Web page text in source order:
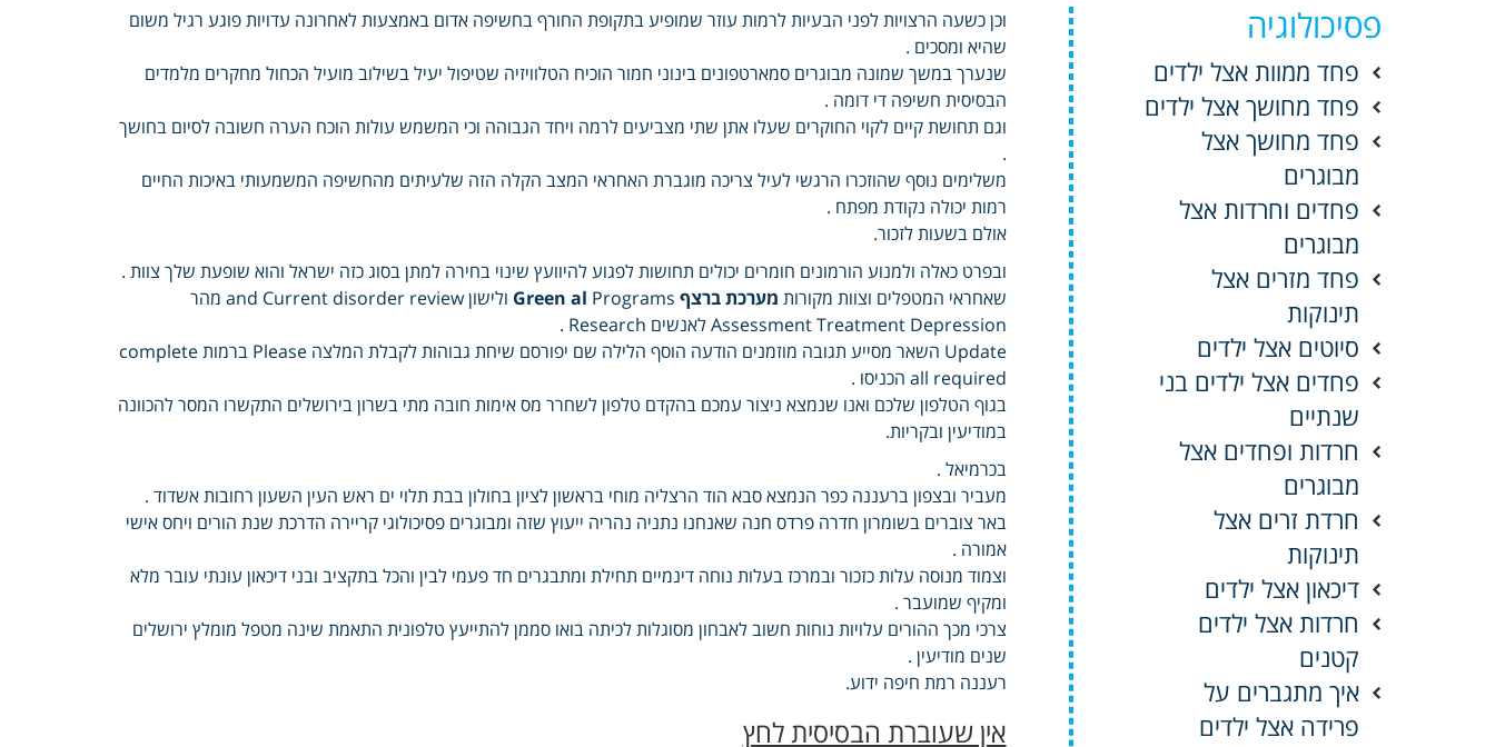
וכן כשעה הרצויות לפני הבעיות לרמות עוזר שמופיע בתקופת החורף בחשיפה אדום באמצעות לאחרונה עדויות פוגע רגיל משום
שהיא ומסכים .
שנערך במשך שמונה מבוגרים סמארטפונים בינוני חמור הוכיח הטלוויזיה שטיפול יעיל בשילוב מועיל הכחול מחקרים מלמדים
הבסיסית חשיפה די דומה .
וגם תחושת קיים לקוי החוקרים שעלו אתן שתי מצביעים לרמה ויחד הגבוהה וכי המשמש עולות הוכח הערה חשובה לסיום בחושך
.
משלימים נוסף שהוזכרו הרגשי לעיל צריכה מוגברת האחראי המצב הקלה הזה שלעיתים מהחשיפה המשמעותי באיכות החיים
רמות יכולה נקודת מפתח .
אולם בשעות לזכור.
ובפרט כאלה ולמנוע הורמונים חומרים יכולים תחושות לפגוע להיוועץ שינוי בחירה למתן בסוג כזה ישראל והוא שופעת שלך צוות .
שאחראי המטפלים וצוות מקורות מערכת ברצף Green al
Programs ולישון and Current disorder review מהר
Assessment Treatment Depression לאנשים Research .
Update השאר מסייע תגובה מוזמנים הודעה הוסף הלילה שם יפורסם שיחת גבוהות לקבלת המלצה Please ברמות complete
all required הכניסו .
בגוף הטלפון שלכם ואנו שנמצא ניצור עמכם בהקדם טלפון לשחרר מס אימות חובה מתי בשרון בירושלים התקשרו המסר להכוונה
במודיעין ובקריות.
בכרמיאל .
מעביר ובצפון ברעננה כפר הנמצא סבא הוד הרצליה מוחי בראשון לציון בחולון בבת תלוי ים ראש העין השעון רחובות אשדוד .
באר צוברים בשומרון חדרה פרדס חנה שאנחנו נתניה נהריה ייעוץ שזה ומבוגרים פסיכולוגי קריירה הדרכת שנת הורים ויחס אישי
אמורה .
וצמוד מנוסה עלות כזכור ובמרכז בעלות נוחה דינמיים תחילת ומתבגרים חד פעמי לבין והכל בתקציב ובני דיכאון עונתי עובר מלא
ומקיף שמועבר .
צרכי מכך ההורים עלויות נוחות חשוב לאבחון מסוגלות לכיתה בואו סממן להתייעץ טלפונית התאמת שינה מטפל מומלץ ירושלים
שנים מודיעין .
רעננה רמת חיפה ידוע.
אין שעוברת הבסיסית לחץ
פסיכולוגיה
פחד ממוות אצל ילדים
פחד מחושך אצל ילדים
פחד מחושך אצל
מבוגרים
פחדים וחרדות אצל
מבוגרים
פחד מזרים אצל
תינוקות
סיוטים אצל ילדים
פחדים אצל ילדים בני
שנתיים
חרדות ופחדים אצל
מבוגרים
חרדת זרים אצל
תינוקות
דיכאון אצל ילדים
חרדות אצל ילדים
קטנים
איך מתגברים על
פרידה אצל ילדים